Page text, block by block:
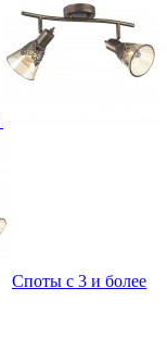
Споты с 3 и более